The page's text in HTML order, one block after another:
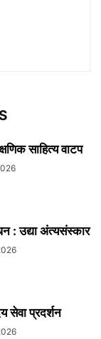
साहित्य वाटप
: उद्या अंत्यसंस्कार
सेवा प्रदर्शन